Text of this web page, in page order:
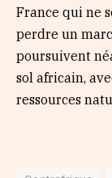
France qui ne
perdre un
poursuivent
sol africain,
ressources